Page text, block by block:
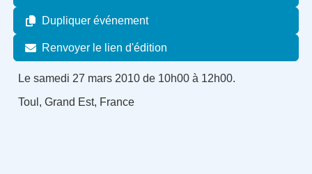
Dupliquer événement
Renvoyer le lien d'édition
Le samedi 27 mars 2010 de 10h00 à 12h00.
Toul, Grand Est, France